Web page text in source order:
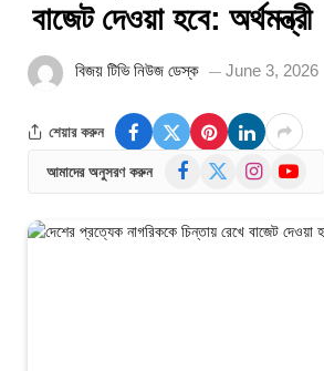
বাজেট দেওয়া হবে: অর্থমন্ত্রী
বিজয় টিভি নিউজ ডেস্ক June 3, 2026
শেয়ার করুন
আমাদের অনুসরণ করুন Facebook InstagramYouTube